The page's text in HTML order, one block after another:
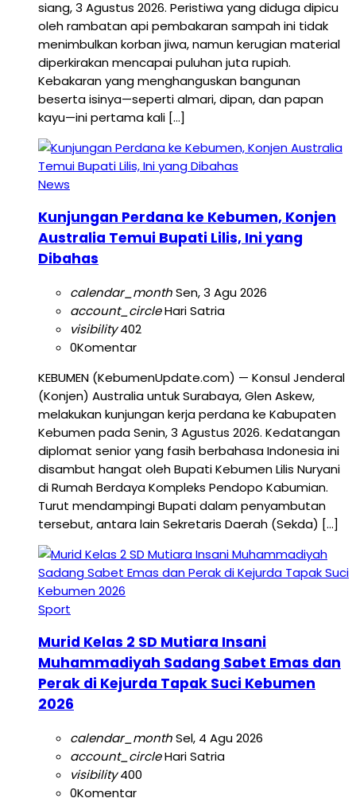
siang, 3 Agustus 2026. Peristiwa yang diduga dipicu
oleh rambatan api pembakaran sampah ini tidak
menimbulkan korban jiwa, namun kerugian material
diperkirakan mencapai puluhan juta rupiah.
Kebakaran yang menghanguskan bangunan
beserta isinya—seperti almari, dipan, dan papan
kayu—ini pertama kali […]
News
Kunjungan Perdana ke Kebumen, Konjen
Australia Temui Bupati Lilis, Ini yang
Dibahas
calendar_monthSen, 3 Agu 2026
account_circleHari Satria
visibility402
0Komentar
KEBUMEN (KebumenUpdate.com) — Konsul Jenderal
(Konjen) Australia untuk Surabaya, Glen Askew,
melakukan kunjungan kerja perdana ke Kabupaten
Kebumen pada Senin, 3 Agustus 2026. Kedatangan
diplomat senior yang fasih berbahasa Indonesia ini
disambut hangat oleh Bupati Kebumen Lilis Nuryani
di Rumah Berdaya Kompleks Pendopo Kabumian.
Turut mendampingi Bupati dalam penyambutan
tersebut, antara lain Sekretaris Daerah (Sekda) […]
Sport
Murid Kelas 2 SD Mutiara Insani
Muhammadiyah Sadang Sabet Emas dan
Perak di Kejurda Tapak Suci Kebumen
2026
calendar_monthSel, 4 Agu 2026
account_circleHari Satria
visibility400
0Komentar